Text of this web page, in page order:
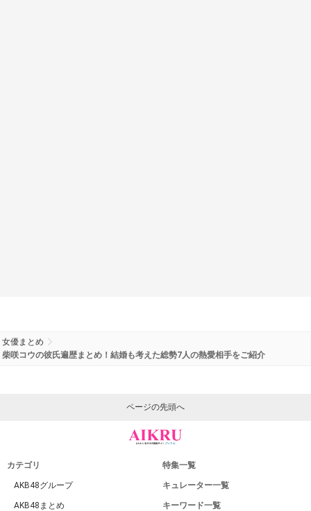
女優まとめ
柴咲コウの彼氏遍歴まとめ！結婚も考えた総勢7人の熱愛相手をご紹介
ページの先頭へ
カテゴリ
AKB48グループ
AKB48まとめ
特集一覧
キュレーター一覧
キーワード一覧